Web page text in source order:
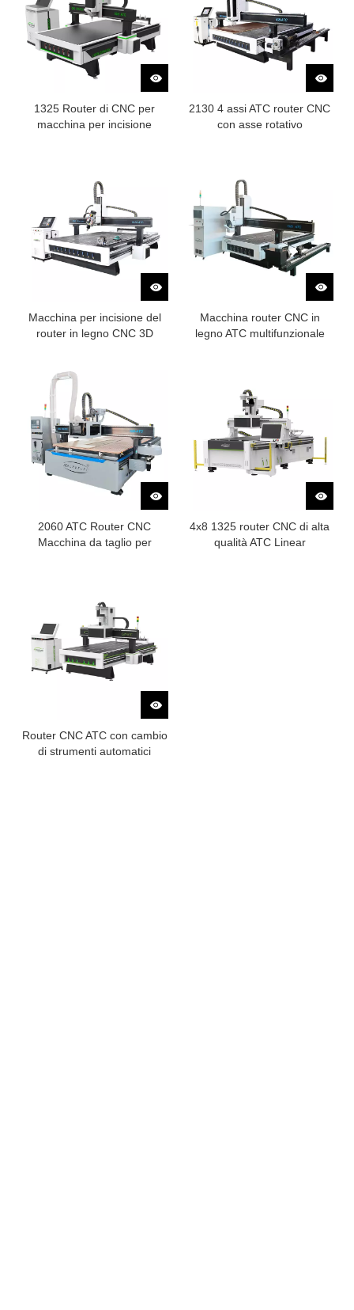
1325 Router di CNC per
macchina per incisione
2130 4 assi ATC router CNC
con asse rotativo
Macchina per incisione del
router in legno CNC 3D
Macchina router CNC in
legno ATC multifunzionale
2060 ATC Router CNC
Macchina da taglio per
4x8 1325 router CNC di alta
qualità ATC Linear
Router CNC ATC con cambio
di strumenti automatici